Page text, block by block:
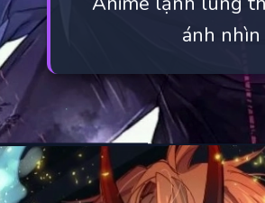
ánh nhìn
Đang mở